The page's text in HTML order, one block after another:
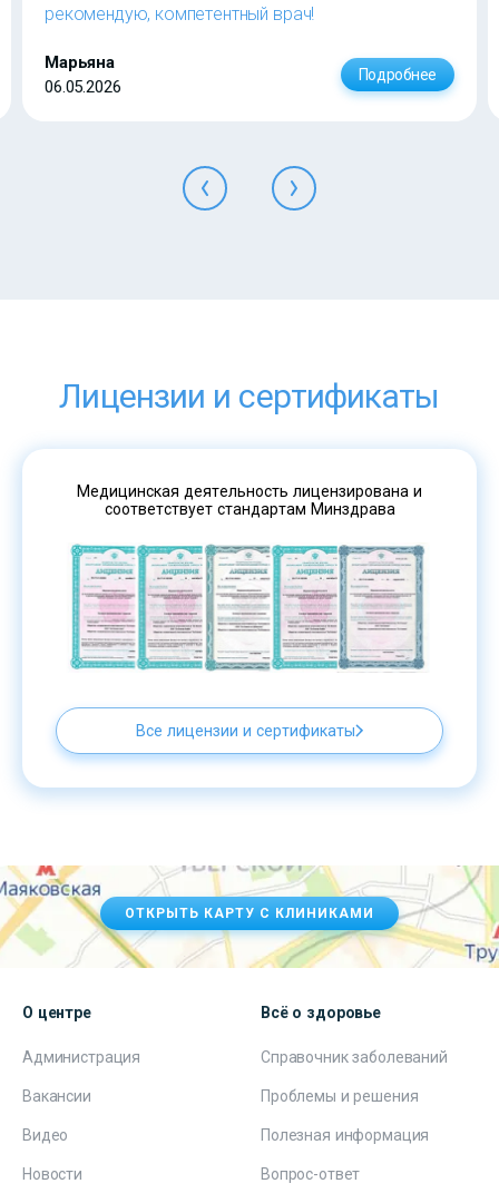
рекомендую, компетентный врач!
Марьяна
06.05.2026
Подробнее
Лицензии и сертификаты
Медицинская деятельность лицензирована и
соответствует стандартам Минздрава
Все лицензии и сертификаты
ОТКРЫТЬ КАРТУ С КЛИНИКАМИ
О центре
Администрация
Вакансии
Видео
Новости
Всё о здоровье
Справочник заболеваний
Проблемы и решения
Полезная информация
Вопрос-ответ